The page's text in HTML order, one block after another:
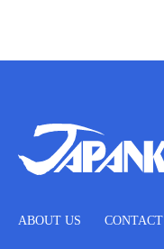
ABOUT US CONTACT